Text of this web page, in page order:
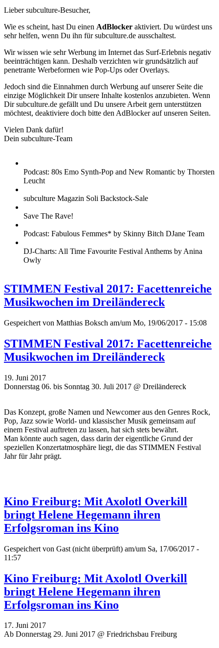
Lieber subculture-Besucher,
Wie es scheint, hast Du einen AdBlocker aktiviert. Du würdest uns
sehr helfen, wenn Du ihn für subculture.de ausschaltest.
Wir wissen wie sehr Werbung im Internet das Surf-Erlebnis negativ
beeinträchtigen kann. Deshalb verzichten wir grundsätzlich auf
penetrante Werbeformen wie Pop-Ups oder Overlays.
Jedoch sind die Einnahmen durch Werbung auf unserer Seite die
einzige Möglichkeit Dir unsere Inhalte kostenlos anzubieten. Wenn
Dir subculture.de gefällt und Du unsere Arbeit gern unterstützen
möchtest, deaktiviere doch bitte den AdBlocker auf unseren Seiten.
Vielen Dank dafür!
Dein subculture-Team
Podcast: 80s Emo Synth-Pop and New Romantic by Thorsten
Leucht
subculture Magazin Soli Backstock-Sale
Save The Rave!
Podcast: Fabulous Femmes* by Skinny Bitch DJane Team
DJ-Charts: All Time Favourite Festival Anthems by Anina
Owly
STIMMEN Festival 2017: Facettenreiche
Musikwochen im Dreiländereck
Gespeichert von Matthias Boksch am/um Mo, 19/06/2017 - 15:08
STIMMEN Festival 2017: Facettenreiche
Musikwochen im Dreiländereck
19. Juni 2017
Donnerstag 06. bis Sonntag 30. Juli 2017 @ Dreiländereck
Das Konzept, große Namen und Newcomer aus den Genres Rock,
Pop, Jazz sowie World- und klassischer Musik gemeinsam auf
einem Festival auftreten zu lassen, hat sich stets bewährt.
Man könnte auch sagen, dass darin der eigentliche Grund der
speziellen Konzertatmosphäre liegt, die das STIMMEN Festival
Jahr für Jahr prägt.
Kino Freiburg: Mit Axolotl Overkill
bringt Helene Hegemann ihren
Erfolgsroman ins Kino
Gespeichert von Gast (nicht überprüft) am/um Sa, 17/06/2017 -
11:57
Kino Freiburg: Mit Axolotl Overkill
bringt Helene Hegemann ihren
Erfolgsroman ins Kino
17. Juni 2017
Ab Donnerstag 29. Juni 2017 @ Friedrichsbau Freiburg